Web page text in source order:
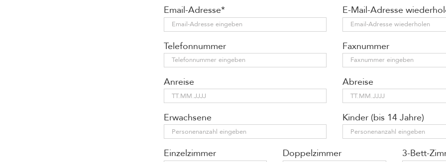
Email-Adresse* E-Mail-Adresse
Telefonnummer Faxnummer
Anreise Abreise
Erwachsene Kinder (bis 14 Jahre)
Einzelzimmer Doppelzimmer 3-Bett-